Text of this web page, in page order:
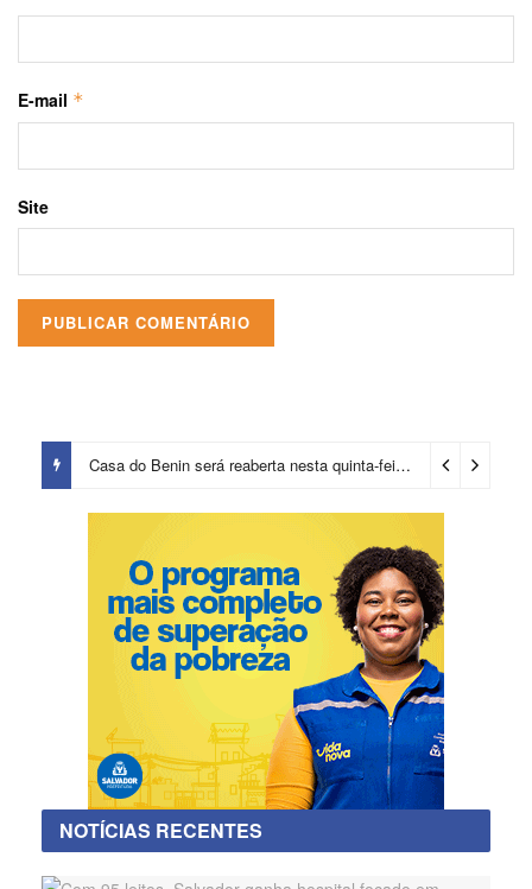
E-mail *
Site
Casa do Benin será reaberta nesta quinta-feira (6) 2 dias ago
NOTÍCIAS RECENTES